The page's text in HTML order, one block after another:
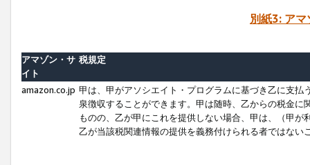
別紙3: ア
アマゾン・サ
イト
税規定
amazon.co.jp 甲は、甲がアソシエイト・プログラムに基づき乙に支
泉徴収することができます。甲は随時、乙からの税金
ものの、乙が甲にこれを提供しない場合、甲は、（甲
乙が当該税関連情報の提供を義務付けられる者ではな